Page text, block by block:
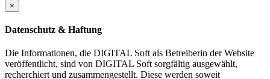
×
Datenschutz & Haftung
Die Informationen, die DIGITAL Soft als Betreiberin der Website
veröffentlicht, sind von DIGITAL Soft sorgfältig ausgewählt,
recherchiert und zusammengestellt. Diese werden soweit